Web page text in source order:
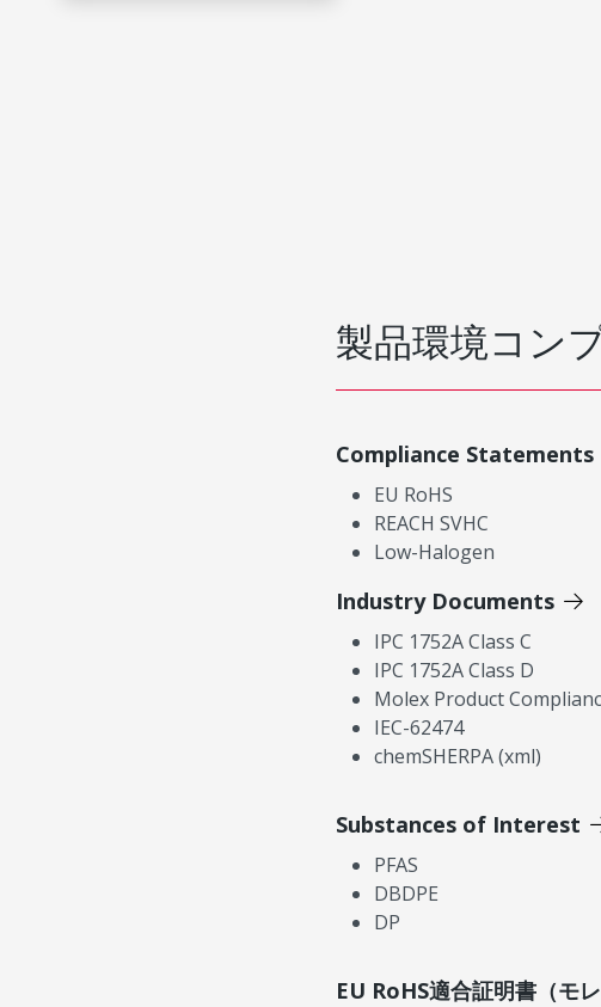
製品環境コン
Compliance Statements
EU RoHS
REACH SVHC
Low-Halogen
Industry Documents
IPC 1752A Class C
IPC 1752A Class D
Molex Product
IEC-62474
chemSHERPA (xml)
Substances of Interest
PFAS
DBDPE
DP
EU RoHS適合証明書（モレ